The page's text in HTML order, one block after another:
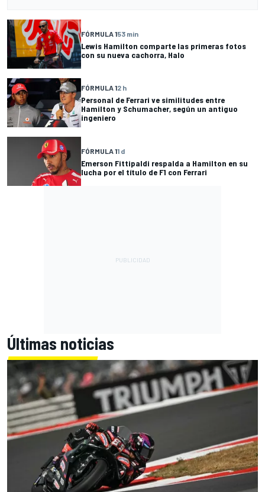
FÓRMULA 153 min
Lewis Hamilton comparte las primeras fotos
con su nueva cachorra, Halo
FÓRMULA 12 h
Personal de Ferrari ve similitudes entre
Hamilton y Schumacher, según un antiguo
ingeniero
FÓRMULA 11 d
Emerson Fittipaldi respalda a Hamilton en su
lucha por el título de F1 con Ferrari
Últimas noticias